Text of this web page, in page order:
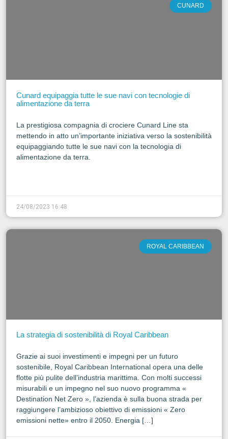
CUNARD
Cunard equipaggia tutte le sue navi con tecnologie di
alimentazione da terra
La prestigiosa compagnia di crociere Cunard Line sta
mettendo in atto un’importante iniziativa verso la sostenibilità
equipaggiando tutte le sue navi con la tecnologia di
alimentazione da terra.
24/08/2023 16:48
ROYAL CARIBBEAN
La strategia di sostenibilità di Royal Caribbean
Grazie ai suoi investimenti e impegni per un futuro
sostenibile, Royal Caribbean International opera una delle
flotte più pulite dell’industria marittima. Con molti successi
misurabili e un impegno nel suo nuovo programma «
Destination Net Zero », l’azienda è sulla buona strada per
raggiungere l’ambizioso obiettivo di emissioni « Zero
emissioni nette» entro il 2050. Energia […]